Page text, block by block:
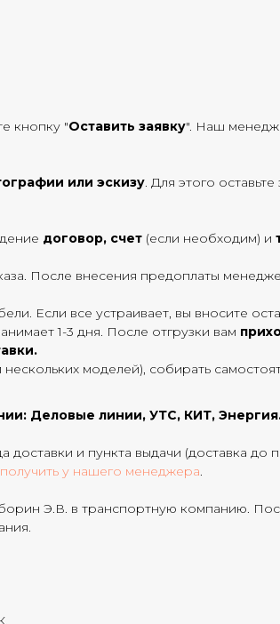
кнопку "Оставить заявку". Наш
или эскизу. Для этого оставьте
договор, счет (если необходим) и
После внесения предоплаты
Если все устраивает, вы вносите
1-3 дня. После отгрузки вам
нескольких моделей), собирать
Деловые линии, УТС, КИТ,
доставки и пункта выдачи (доставка
получить у нашего менеджера.
Э.В. в транспортную компанию.